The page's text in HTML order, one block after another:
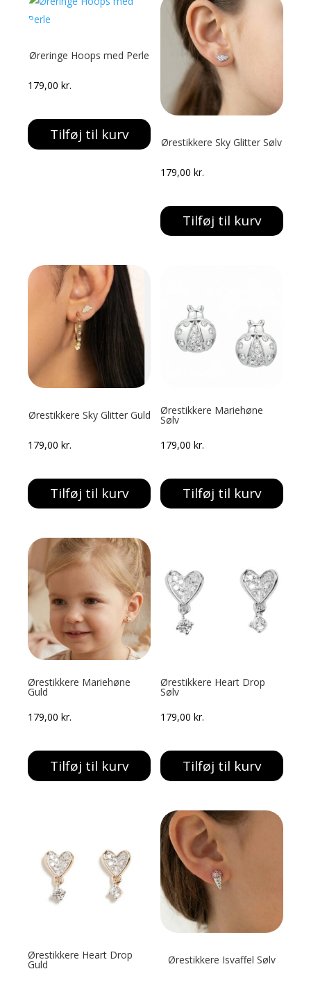
Øreringe Hoops med Perle
179,00kr.
Tilføj til kurv Ørestikkere Sky Glitter Sølv
179,00kr.
Tilføj til kurv
Ørestikkere Sky Glitter Guld
179,00kr.
Tilføj til kurv
Ørestikkere Mariehøne
Sølv
179,00kr.
Tilføj til kurv
Ørestikkere Mariehøne
Guld
179,00kr.
Tilføj til kurv
Ørestikkere Heart Drop
Sølv
179,00kr.
Tilføj til kurv
Ørestikkere Heart Drop
Guld
Ørestikkere Isvaffel Sølv